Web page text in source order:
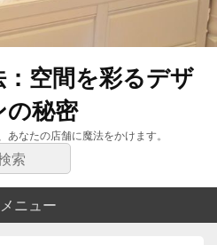
空間を彩るデザ
の秘密
なたの店舗に魔法をかけます。
メニュー